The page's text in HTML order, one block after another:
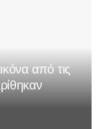
από τις